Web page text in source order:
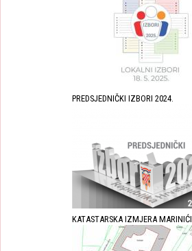
PREDSJEDNIČKI IZBORI 2024.
KATASTARSKA IZMJERA MARINIĆI